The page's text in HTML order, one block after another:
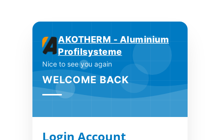
AKOTHERM - Aluminium
Profilsysteme
Nice to see you again
WELCOME BACK
Login Account